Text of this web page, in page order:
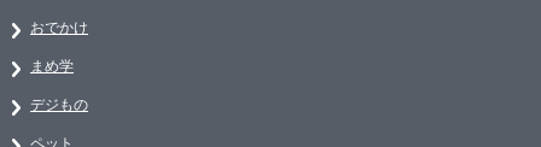
おでかけ
まめ学
デジもの
ペット